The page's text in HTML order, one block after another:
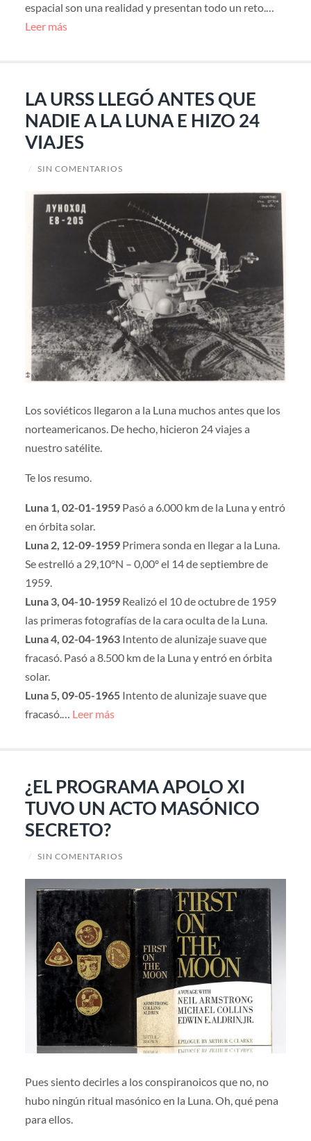
espacial son una realidad y presentan todo un reto.…
Leer más
LA URSS LLEGÓ ANTES QUE
NADIE A LA LUNA E HIZO 24
VIAJES
/ SIN COMENTARIOS
Los soviéticos llegaron a la Luna muchos antes que los
norteamericanos. De hecho, hicieron 24 viajes a
nuestro satélite.
Te los resumo.
Luna 1, 02-01-1959Pasó a 6.000 km de la Luna y entró
en órbita solar.
Luna 2, 12-09-1959 Primera sonda en llegar a la Luna.
Se estrelló a 29,10ºN – 0,00º el 14 de septiembre de
1959.
Luna 3, 04-10-1959Realizó el 10 de octubre de 1959
las primeras fotografías de la cara oculta de la Luna.
Luna 4, 02-04-1963 Intento de alunizaje suave que
fracasó. Pasó a 8.500 km de la Luna y entró en órbita
solar.
Luna 5, 09-05-1965 Intento de alunizaje suave que
fracasó.… Leer más
¿EL PROGRAMA APOLO XI
TUVO UN ACTO MASÓNICO
SECRETO?
/ SIN COMENTARIOS
Pues siento decirles a los conspiranoicos que no, no
hubo ningún ritual masónico en la Luna. Oh, qué pena
para ellos.